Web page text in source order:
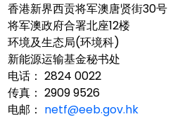
香港新界西贡将军澳唐贤街30号
将军澳政府合署北座12楼
环境及生态局(环境科)
新能源运输基金秘书处
电话： 2824 0022
传真： 2909 9526
电邮： netf@eeb.gov.hk